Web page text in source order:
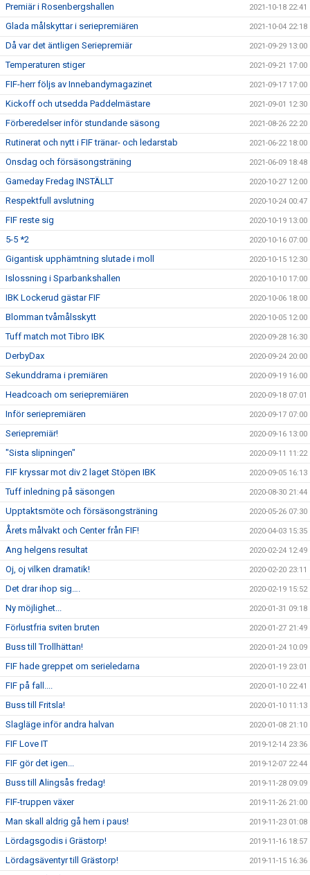
Premiär i Rosenbergshallen 2021-10-18 22:41
Glada målskyttar i seriepremiären 2021-10-04 22:18
Då var det äntligen Seriepremiär 2021-09-29 13:00
Temperaturen stiger 2021-09-21 17:00
FIF-herr följs av Innebandymagazinet 2021-09-17 17:00
Kickoff och utsedda Paddelmästare 2021-09-01 12:30
Förberedelser inför stundande säsong 2021-08-26 22:20
Rutinerat och nytt i FIF tränar- och ledarstab 2021-06-22 18:00
Onsdag och försäsongsträning 2021-06-09 18:48
Gameday Fredag INSTÄLLT 2020-10-27 12:00
Respektfull avslutning 2020-10-24 00:47
FIF reste sig 2020-10-19 13:00
5-5 *2 2020-10-16 07:00
Gigantisk upphämtning slutade i moll 2020-10-15 12:30
Islossning i Sparbankshallen 2020-10-10 17:00
IBK Lockerud gästar FIF 2020-10-06 18:00
Blomman tvåmålsskytt 2020-10-05 12:00
Tuff match mot Tibro IBK 2020-09-28 16:30
DerbyDax 2020-09-24 20:00
Sekunddrama i premiären 2020-09-19 16:00
Headcoach om seriepremiären 2020-09-18 07:01
Inför seriepremiären 2020-09-17 07:00
Seriepremiär! 2020-09-16 13:00
"Sista slipningen" 2020-09-11 11:22
FIF kryssar mot div 2 laget Stöpen IBK 2020-09-05 16:13
Tuff inledning på säsongen 2020-08-30 21:44
Upptaktsmöte och försäsongsträning 2020-05-26 07:30
Årets målvakt och Center från FIF! 2020-04-03 15:35
Ang helgens resultat 2020-02-24 12:49
Oj, oj vilken dramatik! 2020-02-20 23:11
Det drar ihop sig…. 2020-02-19 15:52
Ny möjlighet... 2020-01-31 09:18
Förlustfria sviten bruten 2020-01-27 21:49
Buss till Trollhättan! 2020-01-24 10:09
FIF hade greppet om serieledarna 2020-01-19 23:01
FIF på fall.... 2020-01-10 22:41
Buss till Fritsla! 2020-01-10 11:13
Slagläge inför andra halvan 2020-01-08 21:10
FIF Love IT 2019-12-14 23:36
FIF gör det igen... 2019-12-07 22:44
Buss till Alingsås fredag! 2019-11-28 09:09
FIF-truppen växer 2019-11-26 21:00
Man skall aldrig gå hem i paus! 2019-11-23 01:08
Lördagsgodis i Grästorp! 2019-11-16 18:57
Lördagsäventyr till Grästorp! 2019-11-15 16:36